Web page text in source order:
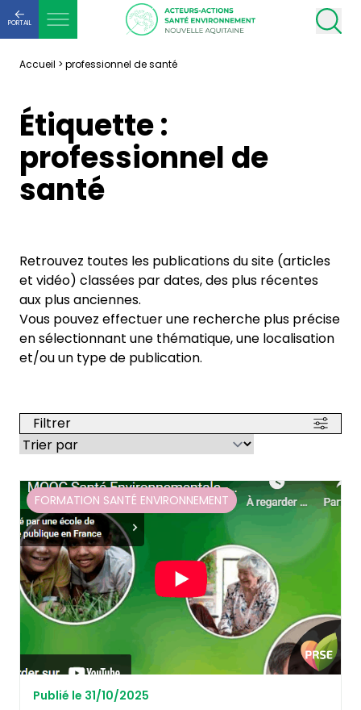
PORTAIL
Accueil > professionnel de santé
Étiquette :
professionnel de
santé
Retrouvez toutes les publications du site (articles
et vidéo) classées par dates, des plus récentes
aux plus anciennes.
Vous pouvez effectuer une recherche plus précise
en sélectionnant une thématique, une localisation
et/ou un type de publication.
Filtrer
FORMATION SANTÉ ENVIRONNEMENT
Publié le 31/10/2025